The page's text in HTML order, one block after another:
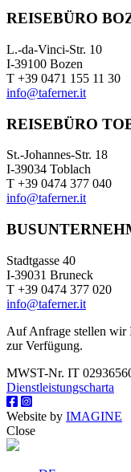
REISEBÜRO
L.-da-Vinci-Str. 10
I-39100 Bozen
T +39 0471 155 11 30
info@taferner.it
REISEBÜRO
St.-Johannes-Str. 18
I-39034 Toblach
T +39 0474 377 040
info@taferner.it
Stadtgasse 40
I-39031 Bruneck
T +39 0474 377 020
info@taferner.it
Auf Anfrage stellen wir
zur Verfügung.
MWST-Nr. IT
Dienstleistungscharta
Website by IMAGINE
Close